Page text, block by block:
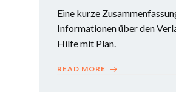
Eine kurze
Informationen über den
Hilfe mit Plan.
READ MORE